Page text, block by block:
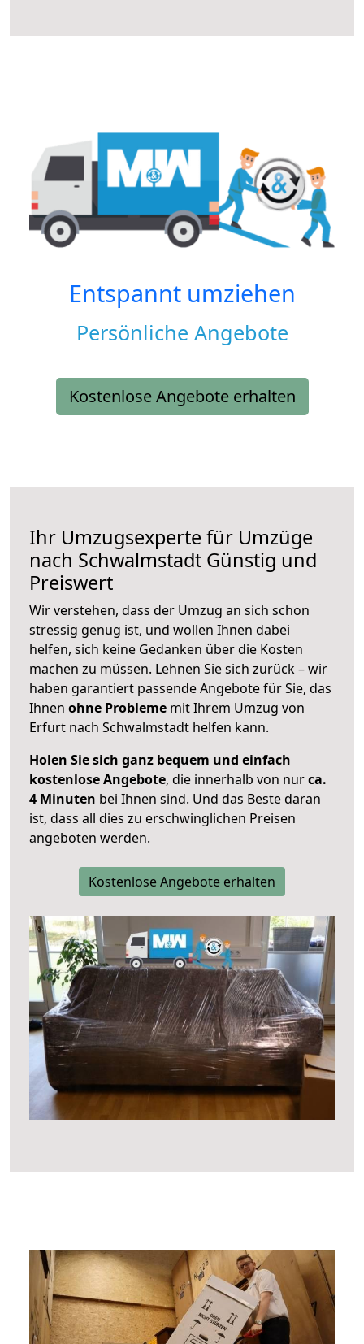
Entspannt umziehen
Persönliche Angebote
Kostenlose Angebote erhalten
Ihr Umzugsexperte für Umzüge
nach Schwalmstadt Günstig und
Preiswert
Wir verstehen, dass der Umzug an sich schon
stressig genug ist, und wollen Ihnen dabei
helfen, sich keine Gedanken über die Kosten
machen zu müssen. Lehnen Sie sich zurück – wir
haben garantiert passende Angebote für Sie, das
Ihnen ohne Probleme mit Ihrem Umzug von
Erfurt nach Schwalmstadt helfen kann.
Holen Sie sich ganz bequem und einfach
kostenlose Angebote, die innerhalb von nurca.
4 Minuten bei Ihnen sind. Und das Beste daran
ist, dass all dies zu erschwinglichen Preisen
angeboten werden.
Kostenlose Angebote erhalten